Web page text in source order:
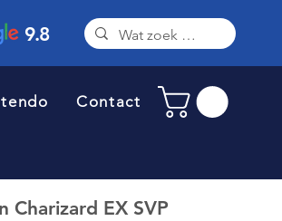
9.8
Contact
Charizard EX SVP